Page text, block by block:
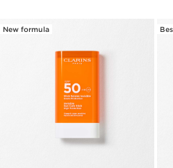
New formula